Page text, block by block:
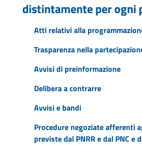
distintamente per ogni
Atti relativi alla
Trasparenza nella
Avvisi di preinformazione
Delibera a contrarre
Avvisi e bandi
Procedure negoziate afferenti
previste dal PNRR e dal PNC e